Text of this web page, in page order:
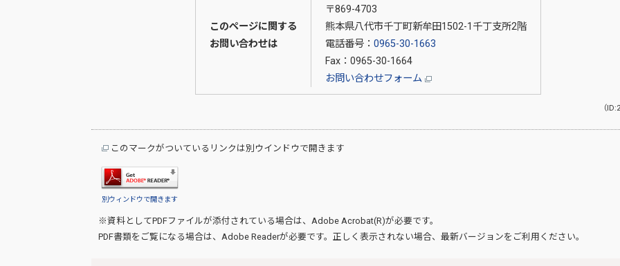
このページに関する
お問い合わせは
〒869-4703
熊本県八代市千丁町新牟田1502-1千丁支所2階
電話番号： 0965-30-1663
Fax：0965-30-1664
お問い合わせフォーム
（
このマークがついているリンクは別ウインドウで開きます
別ウィンドウで開きます
※資料としてPDFファイルが添付されている場合は、 Adobe Acrobat(R)が必要です。
PDF書類をご覧になる場合は、 Adobe Readerが必要です。正しく表示されない場合、最新バージョンをご利用ください。